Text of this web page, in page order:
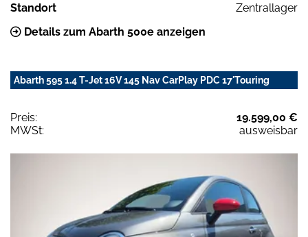
Standort
Zentrallager
Details zum Abarth 500e anzeigen
Abarth 595 1.4 T-Jet 16V 145 Nav CarPlay PDC 17'Touring
Preis:
19.599,00 €
MWSt:
ausweisbar